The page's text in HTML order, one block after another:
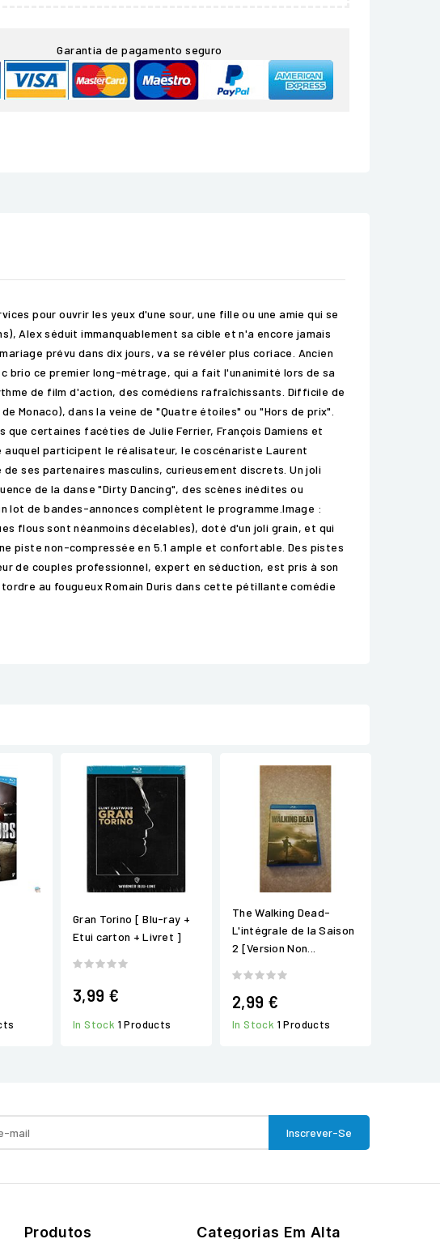
Garantia de pagamento seguro
pour ouvrir les yeux d'une sour, une fille ou une amie qui se
Alex séduit immanquablement sa cible et n'a encore jamais
prévu dans dix jours, va se révéler plus coriace. Ancien
brio ce premier long-métrage, qui a fait l'unanimité lors de sa
de film d'action, des comédiens rafraîchissants. Difficile de
Monaco), dans la veine de "Quatre étoiles" ou "Hors de prix".
que certaines facéties de Julie Ferrier, François Damiens et
participent le réalisateur, le coscénariste Laurent
ses partenaires masculins, curieusement discrets. Un joli
de la danse "Dirty Dancing", des scènes inédites ou
lot de bandes-annonces complètent le programme.Image :
flous sont néanmoins décelables), doté d'un joli grain, et qui
piste non-compressée en 5.1 ample et confortable. Des pistes
de couples professionnel, expert en séduction, est pris à son
au fougueux Romain Duris dans cette pétillante comédie
Gran Torino [ Blu-ray +
Etui carton + Livret ]
3,99 €
In Stock 1 Products
The Walking Dead-
L'intégrale de la Saison
2 [Version Non...
2,99 €
In Stock 1 Products
Produtos Categorias Em Alta